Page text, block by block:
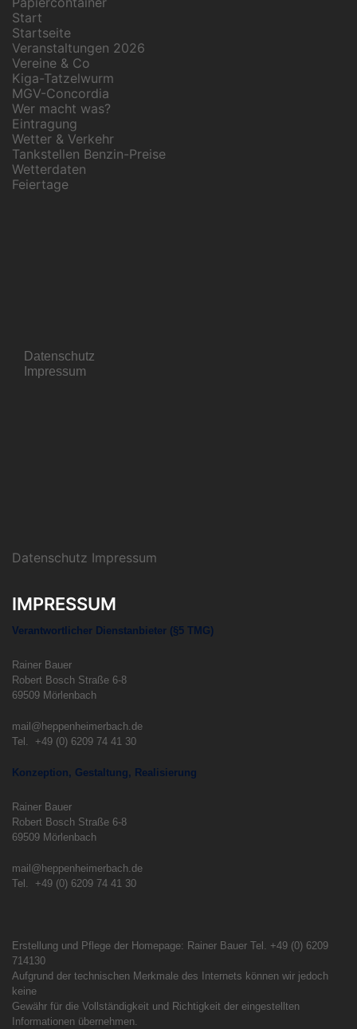
Start
Startseite
Veranstaltungen 2026
Vereine & Co
Kiga-Tatzelwurm
MGV-Concordia
Wer macht was?
Eintragung
Wetter & Verkehr
Tankstellen Benzin-Preise
Wetterdaten
Feiertage
Datenschutz
Impressum
Datenschutz Impressum
IMPRESSUM
Verantwortlicher Dienstanbieter (§5 TMG)
Rainer Bauer
Robert Bosch Straße 6-8
69509 Mörlenbach
mail@heppenheimerbach.de
Tel. +49 (0) 6209 74 41 30
Konzeption, Gestaltung, Realisierung
Rainer Bauer
Robert Bosch Straße 6-8
69509 Mörlenbach
mail@heppenheimerbach.de
Tel. +49 (0) 6209 74 41 30
Erstellung und Pflege der Homepage: Rainer Bauer Tel. +49 (0) 6209
714130
Aufgrund der technischen Merkmale des Internets können wir jedoch
keine
Gewähr für die Vollständigkeit und Richtigkeit der eingestellten
Informationen übernehmen.